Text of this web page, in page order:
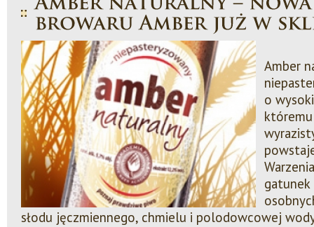
Amber
o
słodu jęczmiennego, chmielu i polodowcowej